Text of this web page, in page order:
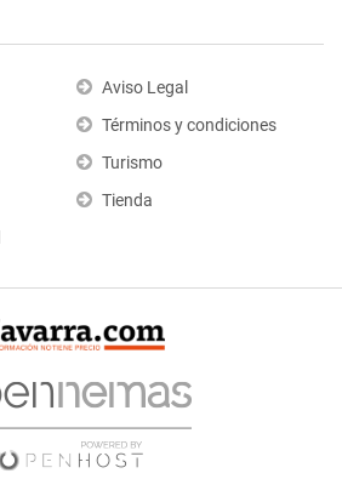
Aviso Legal
Términos y condiciones
Turismo
Tienda